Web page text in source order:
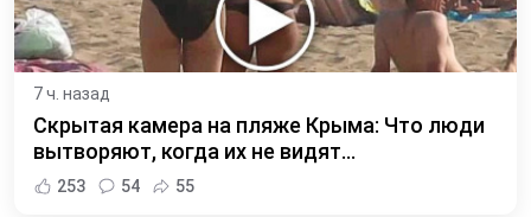
7 ч. назад
Скрытая камера на пляже Крыма: Что люди
вытворяют, когда их не видят...
253 54 55